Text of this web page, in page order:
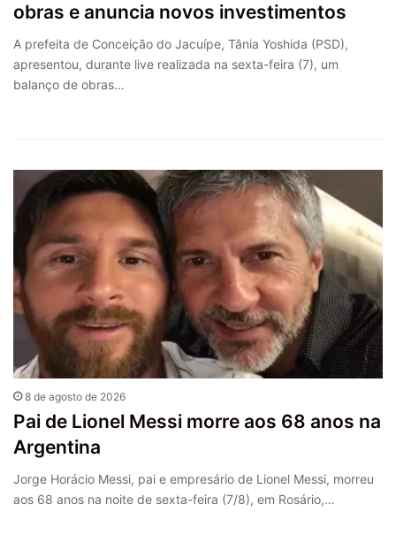
obras e anuncia novos investimentos
A prefeita de Conceição do Jacuípe, Tânia Yoshida (PSD),
apresentou, durante live realizada na sexta-feira (7), um
balanço de obras…
8 de agosto de 2026
Pai de Lionel Messi morre aos 68 anos na
Argentina
Jorge Horácio Messi, pai e empresário de Lionel Messi, morreu
aos 68 anos na noite de sexta-feira (7/8), em Rosário,…